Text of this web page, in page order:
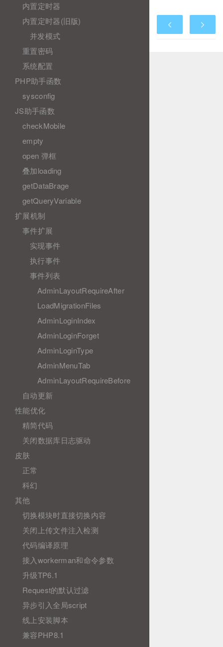
内置定时器
内置定时器(旧版)
并发模式
重置密码
系统配置
PHP助手函数
sysconfig
JS助手函数
checkMobile
empty
open 弹框
叠加loading
getDataBrage
getQueryVariable
扩展机制
事件扩展
实现事件
执行事件
事件列表
AdminLayoutRequireAfter
LoadMigrationFiles
AdminLoginIndex
AdminLoginForget
AdminLoginType
AdminMenuTab
AdminLayoutRequireBefore
自动更新
性能优化
精简代码
关闭数据库日志驱动
皮肤
正常
科幻
其他
切换模块时直接切换内容
关闭上传文件注入检测
代码编译原理
接入workerman和命令参数
升级TP6.1
Request的默认过滤
异步引入全局script
线上安装脚本
兼容PHP8.1